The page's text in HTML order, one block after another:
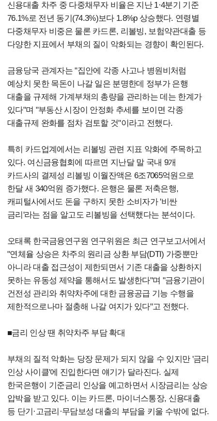
신용대출 차주 중 다중채무자 비율은 지난 1·4분기 기준
76.1%로 전년 동기(74.3%)보다 1.8%p 상승했다. 연령별
다중채무자 비중은 물론 카드론, 리볼빙, 보험약관대출 등
다양한 지표에서 부채의 질이 악화되는 경향이 확인된다.
금융당국 관계자는 "집안에 각종 사고나 병원비처럼
예상치 못한 목돈이 나갈 일은 분명한데 정부가 은행
대출을 규제해 가계부채의 총량을 관리하는 데는 한계가
있다"며 "부동산 시장이 안정화 추세를 보이면 각종
대출규제 완화를 점차 검토할 것"이라고 전했다.
특히 카드업계에서는 리볼빙 관련 지표 악화에 주목하고
있다. 여신금융협회에 따르면 지난달 말 국내 9개
카드사의 결제성 리볼빙 이월잔액은 6조7065억원으로
한달 새 340억원 증가했다. 은행은 물론 저축은행,
캐피털사에서도 돈을 구하지 못한 소비자가 '비싼
금리'라는 점을 알고도 리볼빙을 선택했다는 분석이다.
오태록 한국금융연구원 연구위원은 최근 연구보고서에서
"연체율 상승은 차주의 원리금 상환 부담(DTI) 가중뿐만
아니라 대출 접근성이 제한되면서 기존 대출을 상환하지
못하는 유동성 제약을 통해서도 발생한다"며 "금융기관이
건전성 관리와 취약차주에 대한 금융공급 기능 수행을
제한적으로나마 절충해 나갈 여지가 있다"고 전했다.
■금리 인상 땐 취약차주 부담 확대
부채의 질적 악화는 당장 문제가 되지 않을 수 있지만 '금리
인상 사이클'에 진입한다면 얘기가 달라진다. 실제
한국은행이 기준금리 인상을 예고하면서 시장금리는 상승
압박을 받고 있다. 이는 카드론, 마이너스통장, 신용대출
등 단기·고금리·무담보성 대출의 부담을 키울 수밖에 없다.